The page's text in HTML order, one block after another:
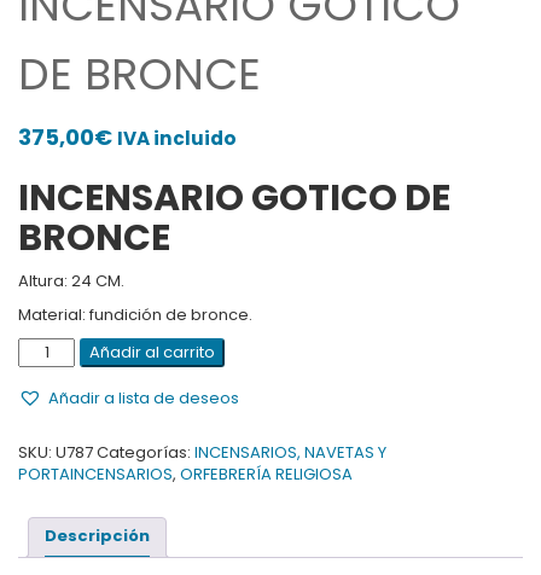
DE BRONCE
375,00€ IVA incluido
INCENSARIO GOTICO DE
BRONCE
Altura: 24 CM.
Material: fundición de bronce.
INCENSARIO
GOTICO
DE
BRONCE
Añadir al carrito
Añadir a lista de deseos
SKU: U787Categorías: INCENSARIOS, NAVETAS Y
PORTAINCENSARIOS, ORFEBRERÍA RELIGIOSA
Descripción